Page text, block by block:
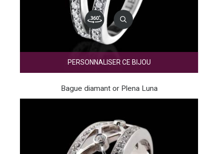
PERSONNALISER CE BIJOU
Bague diamant or Plena Luna